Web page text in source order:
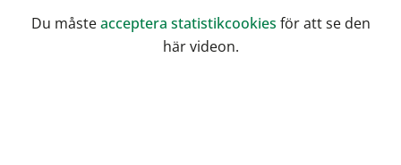
Du måsteacceptera statistikcookies för att se den
här videon.